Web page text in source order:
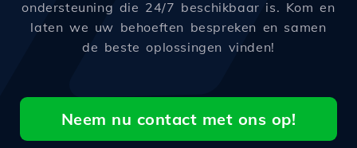
ondersteuning die 24/7 beschikbaar is. Kom en
laten we uw behoeften bespreken en samen
de beste oplossingen vinden!
Neem nu contact met ons op!